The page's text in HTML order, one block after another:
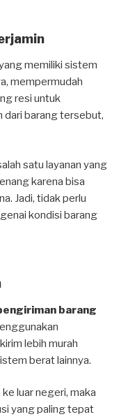
memiliki sistem
mempermudah
resi untuk
dari barang tersebut,
satu layanan yang
karena bisa
Jadi, tidak perlu
kondisi barang
barang
lebih murah
berat lainnya.
luar negeri, maka
yang paling tepat